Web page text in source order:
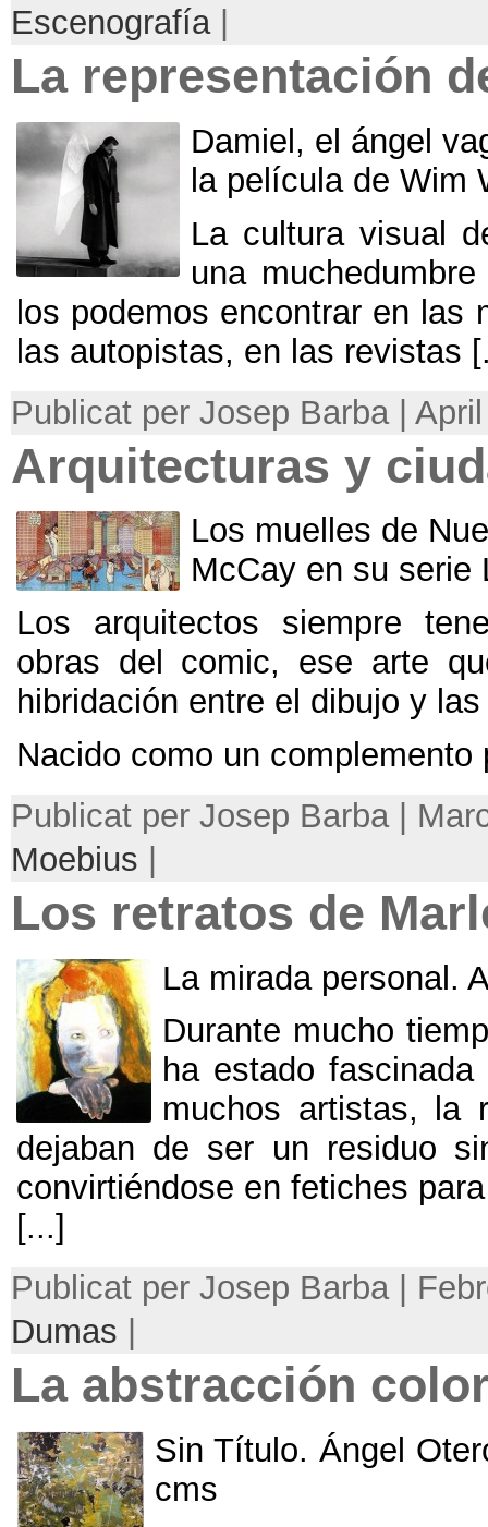
Escenografía|
La representación
Damiel , el ángel
la película de Wim
La cultura visual
una
los podemos encontrar en las
las autopistas, en las revistas
Publicat per Josep Barba |
Arquitecturas y
Los muelles de
McCay en su serie
Los arquitectos siempre
obras del comic, ese arte
hibridación entre el dibujo y
Nacido como un
Publicat per Josep Barba |
Moebius |
Los retratos de
La mirada personal.
Durante mucho
ha estado
muchos artistas,
la
dejaban de ser un residuo
convirtiéndose en fetiches
[...]
Publicat per Josep Barba |
Dumas
La abstracción
Sin Título.Ángel
cms